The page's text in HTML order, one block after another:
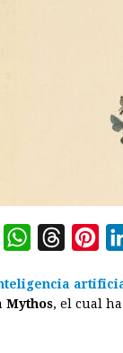
M
W
a
r
n
Mythos, el cual